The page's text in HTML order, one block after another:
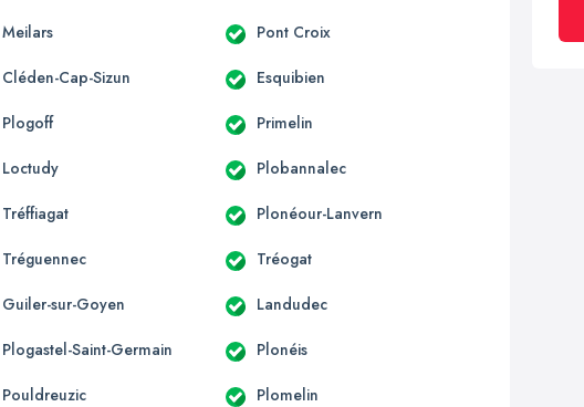
Meilars Pont Croix
Cléden-Cap-Sizun Esquibien
Plogoff Primelin
Loctudy Plobannalec
Tréffiagat Plonéour-Lanvern
Tréguennec Tréogat
Guiler-sur-Goyen Landudec
Plogastel-Saint-Germain Plonéis
Pouldreuzic Plomelin